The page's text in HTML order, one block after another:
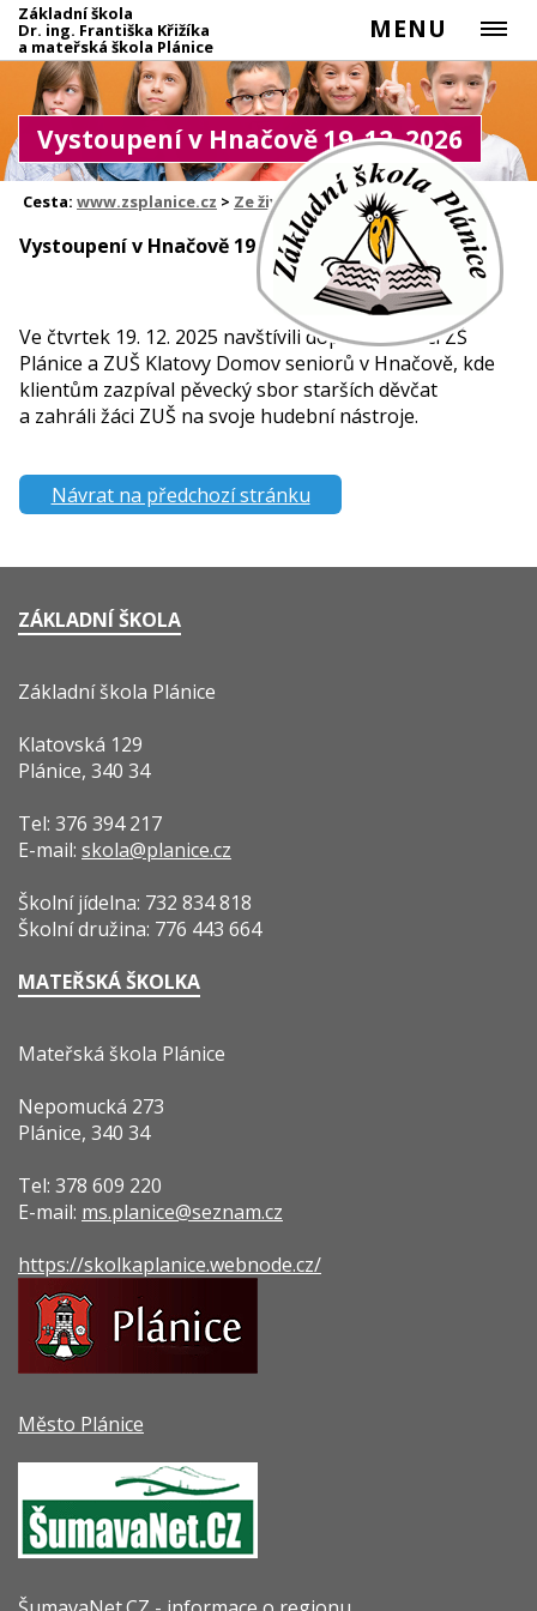
MENU
Základní škola
Dr. ing. Františka Křižíka
a mateřská škola Plánice
Vystoupení v Hnačově 19. 12. 2026
Cesta: www.zsplanice.cz > Ze života školy
Vystoupení v Hnačově 19. 12. 2026
Ve čtvrtek 19. 12. 2025 navštívili dopoledne žáci ZŠ
Plánice a ZUŠ Klatovy Domov seniorů v Hnačově, kde
klientům zazpíval pěvecký sbor starších děvčat
a zahráli žáci ZUŠ na svoje hudební nástroje.
Návrat na předchozí stránku
ZÁKLADNÍ ŠKOLA
Základní škola Plánice
Klatovská 129
Plánice, 340 34
Tel: 376 394 217
E-mail: skola@planice.cz
Školní jídelna: 732 834 818
Školní družina: 776 443 664
MATEŘSKÁ ŠKOLKA
Mateřská škola Plánice
Nepomucká 273
Plánice, 340 34
Tel: 378 609 220
E-mail: ms.planice@seznam.cz
https://skolkaplanice.webnode.cz/
Město Plánice